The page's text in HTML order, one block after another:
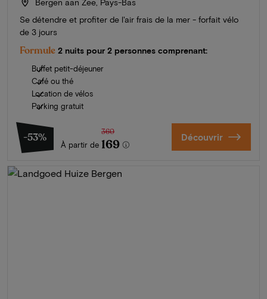
Bergen aan Zee, Pays-Bas
Se détendre et profiter de l'air frais de la mer - forfait vélo
de 3 jours
Formule 2 nuits pour 2 personnes comprenant:
Buffet petit-déjeuner
Café ou thé
Location de vélos
Parking gratuit
-53%
À partir de
360
169 Découvrir